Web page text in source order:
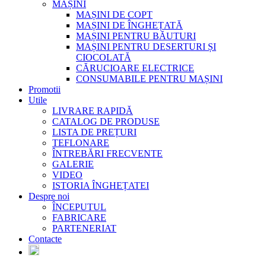
MAȘINI
MAȘINI DE COPT
MAȘINI DE ÎNGHEȚATĂ
MAȘINI PENTRU BĂUTURI
MAȘINI PENTRU DESERTURI ȘI
CIOCOLATĂ
CĂRUCIOARE ELECTRICE
CONSUMABILE PENTRU MAȘINI
Promotii
Utile
LIVRARE RAPIDĂ
CATALOG DE PRODUSE
LISTA DE PREȚURI
TEFLONARE
ÎNTREBĂRI FRECVENTE
GALERIE
VIDEO
ISTORIA ÎNGHEȚATEI
Despre noi
ÎNCEPUTUL
FABRICARE
PARTENERIAT
Contacte